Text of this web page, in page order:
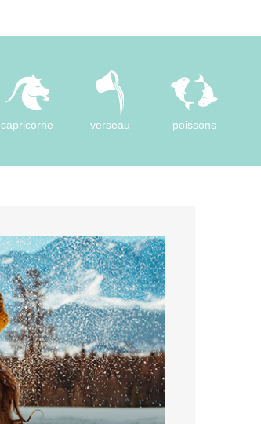
capricorne verseau poissons